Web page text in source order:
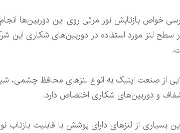
از صنعت اپتیک به انواع لنزهای محافظ چشمی،
و دوربین‌های شکاری اختصاص دارد.
بسیاری از لنزهای دارای پوشش با قابلیت بازتاب